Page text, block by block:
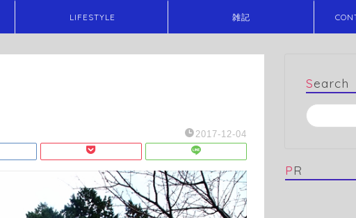
LIFESTYLE 雑記
2017-12-04
Search
PR